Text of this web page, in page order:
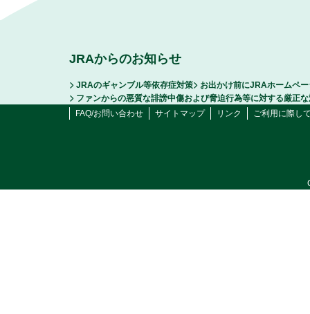
JRAからのお知らせ
JRAのギャンブル等依存症対策
お出かけ前にJRAホームペ
ファンからの悪質な誹謗中傷および脅迫行為等に対する厳正
FAQ/お問い合わせ
サイトマップ リンク ご利用に際し